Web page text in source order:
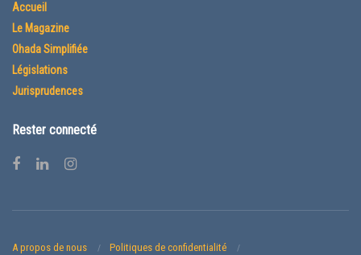
Accueil
Le Magazine
Ohada Simplifiée
Législations
Jurisprudences
Rester connecté
A propos de nous Politiques de confidentialité